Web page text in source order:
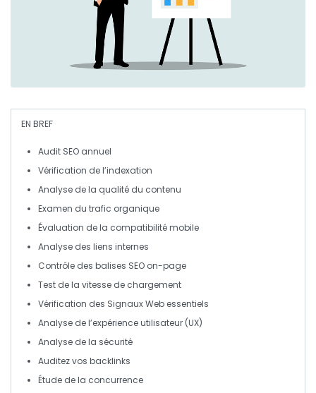
EN BREF
Audit SEO annuel
Vérification de l’indexation
Analyse de la qualité du contenu
Examen du trafic organique
Évaluation de la compatibilité mobile
Analyse des liens internes
Contrôle des balises SEO on-page
Test de la vitesse de chargement
Vérification des Signaux Web essentiels
Analyse de l’expérience utilisateur (UX)
Analyse de la sécurité
Auditez vos backlinks
Étude de la concurrence